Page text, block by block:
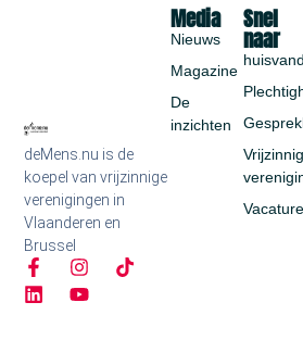
deMens.nu is de
koepel van vrijzinnige
verenigingen in
Vlaanderen en
Brussel
Snel
naar
Media
Nieuws
Magazine
De
inzichten